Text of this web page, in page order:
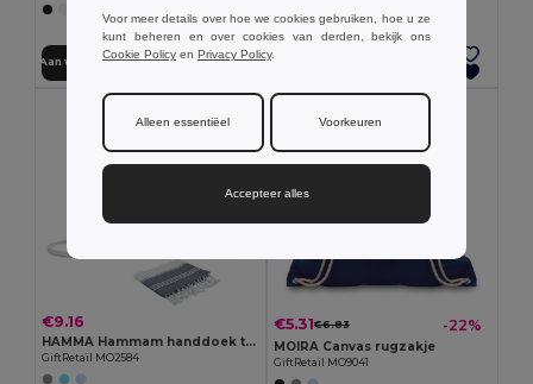
Aan winkelwagen toevoegen Aan winkelwagen toevoegen
€9.16
HAMMA Hammam handdoek trekkoord tas set
GiftRetail MO2584
€5.31€6.83 -22%
MOIRA Canvas rugzakje
GiftRetail MO9041
Voor meer details over hoe we cookies gebruiken, hoe u ze
kunt beheren en over cookies van derden, bekijk ons
Cookie Policy en Privacy Policy.
Alleen essentiëel Voorkeuren
Accepteer alles